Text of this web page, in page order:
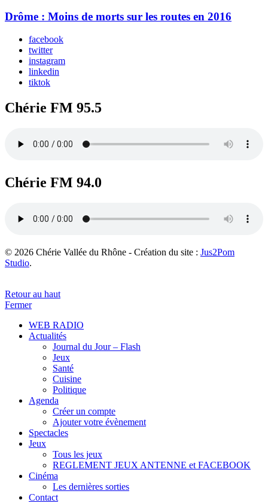
Drôme : Moins de morts sur les routes en 2016
facebook
twitter
instagram
linkedin
tiktok
Chérie FM 95.5
Chérie FM 94.0
© 2026 Chérie Vallée du Rhône - Création du site : Jus2Pom
Studio.
Retour au haut
Fermer
WEB RADIO
Actualités
Journal du Jour – Flash
Jeux
Santé
Cuisine
Politique
Agenda
Créer un compte
Ajouter votre évènement
Spectacles
Jeux
Tous les jeux
REGLEMENT JEUX ANTENNE et FACEBOOK
Cinéma
Les dernières sorties
Contact